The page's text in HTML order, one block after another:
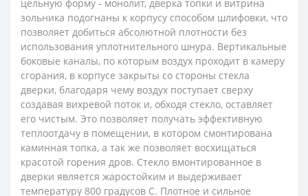
цельную форму - монолит, дверка топки и витрина
зольника подогнаны к корпусу способом шлифовки, что
позволяет добиться абсолютной плотности без
использования уплотнительного шнура. Вертикальные
боковые каналы, по которым воздух проходит в камеру
сгорания, в корпусе закрыты со стороны стекла
дверки, благодаря чему воздух поступает сверху
создавая вихревой поток и, обходя стекло, оставляет
его чистым. Это позволяет получать эффективную
теплоотдачу в помещении, в котором смонтирована
каминная топка, а так же позволяет восхищаться
красотой горения дров. Стекло вмонтированное в
дверки является жаростойким и выдерживает
температуру 800 градусов С. Плотное и сильное